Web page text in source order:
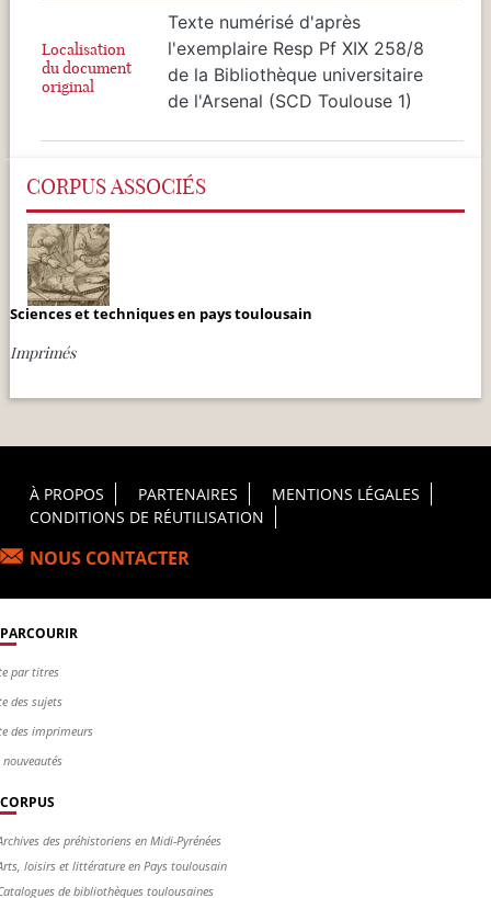
Localisation
du document
original
Texte numérisé d'après
l'exemplaire Resp Pf XIX 258/8
de la Bibliothèque universitaire
de l'Arsenal (SCD Toulouse 1)
CORPUS ASSOCIÉS
Sciences et techniques en pays toulousain
Imprimés
Footer Principal
À PROPOS PARTENAIRES
MENTIONS LÉGALES
CONDITIONS DE RÉUTILISATION
NOUS CONTACTER
PARCOURIR
par titres
des sujets
des imprimeurs
nouveautés
CORPUS
des préhistoriens en Midi-Pyrénées
loisirs et littérature en Pays toulousain
de bibliothèques toulousaines